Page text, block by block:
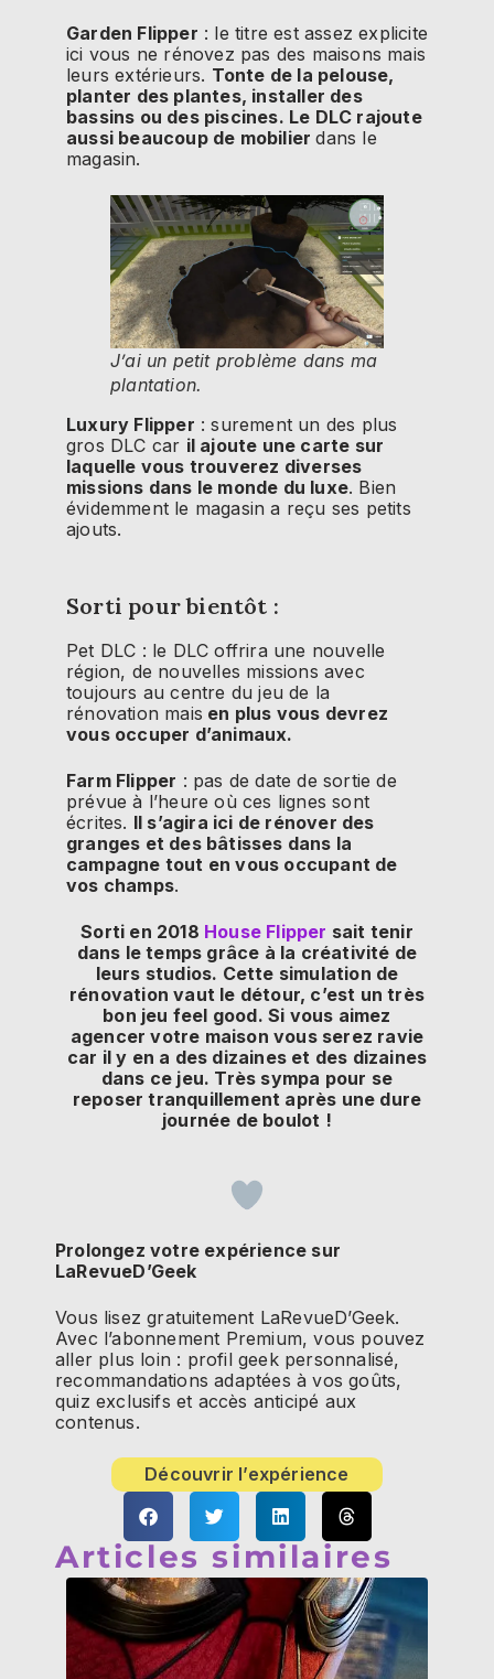
Garden Flipper : le titre est assez explicite
ici vous ne rénovez pas des maisons mais
leurs extérieurs. Tonte de la pelouse,
planter des plantes, installer des
bassins ou des piscines. Le DLC rajoute
aussi beaucoup de mobilierdans le
magasin.
J’ai un petit problème dans ma
plantation.
Luxury Flipper : surement un des plus
gros DLC car il ajoute une carte sur
laquelle vous trouverez diverses
missions dans le monde du luxe. Bien
évidemment le magasin a reçu ses petits
ajouts.
Sorti pour bientôt :
Pet DLC : le DLC offrira une nouvelle
région, de nouvelles missions avec
toujours au centre du jeu de la
rénovation mais en plus vous devrez
vous occuper d’animaux.
Farm Flipper : pas de date de sortie de
prévue à l’heure où ces lignes sont
écrites. Il s’agira ici de rénover des
granges et des bâtisses dans la
campagne tout en vous occupant de
vos champs.
Sorti en 2018 House Flipper sait tenir
dans le temps grâce à la créativité de
leurs studios. Cette simulation de
rénovation vaut le détour, c’est un très
bon jeu feel good. Si vous aimez
agencer votre maison vous serez ravie
car il y en a des dizaines et des dizaines
dans ce jeu. Très sympa pour se
reposer tranquillement après une dure
journée de boulot !
Prolongez votre expérience sur
LaRevueD’Geek
Vous lisez gratuitement LaRevueD’Geek.
Avec l’abonnement Premium, vous pouvez
aller plus loin : profil geek personnalisé,
recommandations adaptées à vos goûts,
quiz exclusifs et accès anticipé aux
contenus.
Découvrir l’expérience
Articles similaires